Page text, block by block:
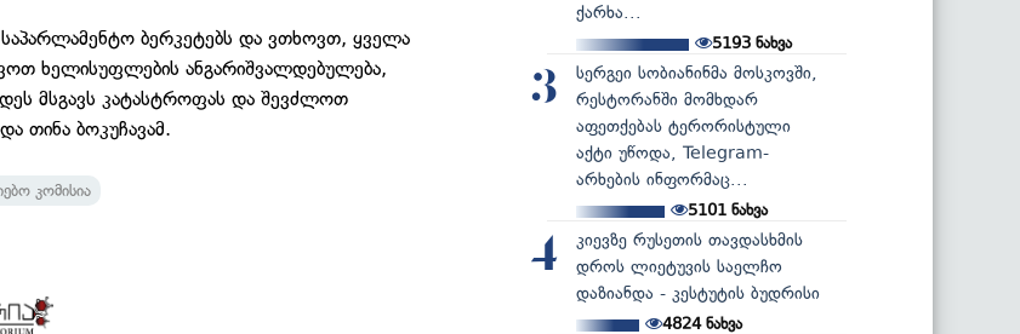
საპარლამენტო ბერკეტებს და ვთხოვთ, ყველა
ხელისუფლების ანგარიშვალდებულება,
მსგავს კატასტროფას და შევძლოთ
თინა ბოკუჩავამ.
კომისია
ქარხა...
5193 ნახვა
3
სერგეი სობიანინმა მოსკოვში,
რესტორანში მომხდარ
აფეთქებას ტერორისტული
აქტი უწოდა, Telegram-
არხების ინფორმაც...
5101ნახვა
4
კიევზე რუსეთის თავდასხმის
დროს ლიეტუვის საელჩო
დაზიანდა - კესტუტის ბუდრისი
4824ნახვა